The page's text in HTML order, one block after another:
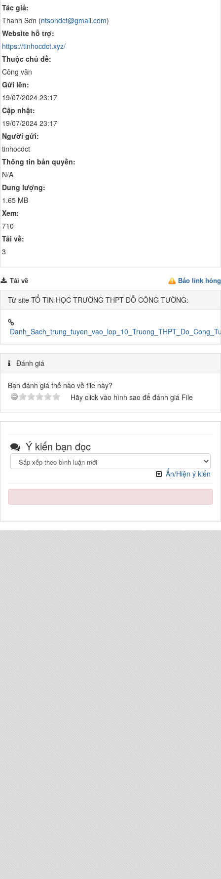
Tác giả:
Thanh Sơn (ntsondct@gmail.com)
Website hỗ trợ:
https://tinhocdct.xyz/
Thuộc chủ đề:
Công văn
Gửi lên:
19/07/2024 23:17
Cập nhật:
19/07/2024 23:17
Người gửi:
tinhocdct
Thông tin bản quyền:
N/A
Dung lượng:
1.65 MB
Xem:
710
Tải về:
3
Báo link hỏng
Tải về
Từ site TỔ TIN HỌC TRƯỜNG THPT ĐỖ CÔNG TƯỜNG:
Đánh giá
Bạn đánh giá thế nào về file này?
Hãy click vào hình sao để đánh giá File
Ý kiến bạn đọc
Ẩn/Hiện ý kiến